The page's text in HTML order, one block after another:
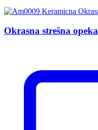
Okrasna strešna opeka